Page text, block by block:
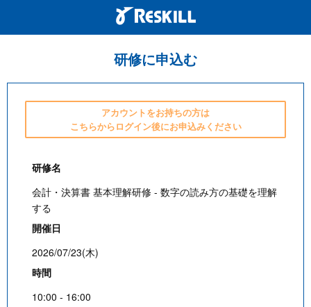
研修に申込む
アカウントをお持ちの方は
こちらからログイン後にお申込みください
研修名
会計・決算書 基本理解研修 - 数字の読み方の基礎を理解
する
開催日
2026/07/23(木)
時間
10:00 - 16:00